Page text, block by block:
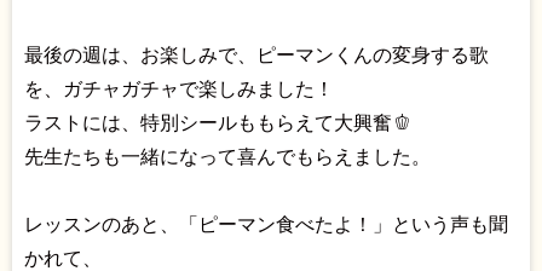
最後の週は、お楽しみで、ピーマンくんの変身する歌
を、ガチャガチャで楽しみました！
ラストには、特別シールももらえて大興奮🫑
先生たちも一緒になって喜んでもらえました。
レッスンのあと、「ピーマン食べたよ！」という声も聞
かれて、